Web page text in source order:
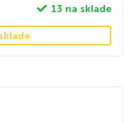
13 na sklade